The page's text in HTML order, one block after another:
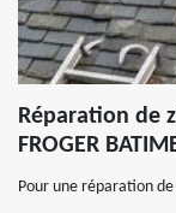
Réparation de
FROGER
Pour une réparation